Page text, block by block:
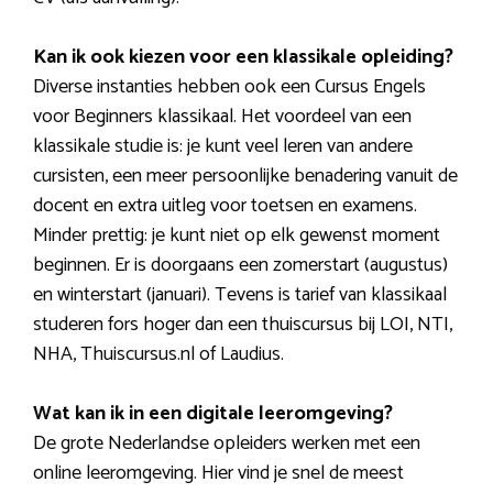
Kan ik ook kiezen voor een klassikale opleiding?
Diverse instanties hebben ook een Cursus Engels
voor Beginners klassikaal. Het voordeel van een
klassikale studie is: je kunt veel leren van andere
cursisten, een meer persoonlijke benadering vanuit de
docent en extra uitleg voor toetsen en examens.
Minder prettig: je kunt niet op elk gewenst moment
beginnen. Er is doorgaans een zomerstart (augustus)
en winterstart (januari). Tevens is tarief van klassikaal
studeren fors hoger dan een thuiscursus bij LOI, NTI,
NHA, Thuiscursus.nl of Laudius.
Wat kan ik in een digitale leeromgeving?
De grote Nederlandse opleiders werken met een
online leeromgeving. Hier vind je snel de meest